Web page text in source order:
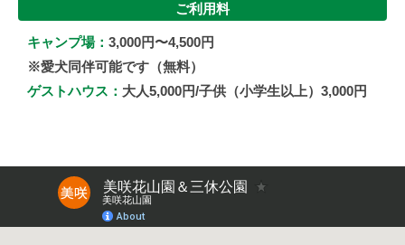
ご利用料
キャンプ場： 3,000円〜4,500円
※愛犬同伴可能です（無料）
ゲストハウス： 大人5,000円/子供（小学生以上）3,000円